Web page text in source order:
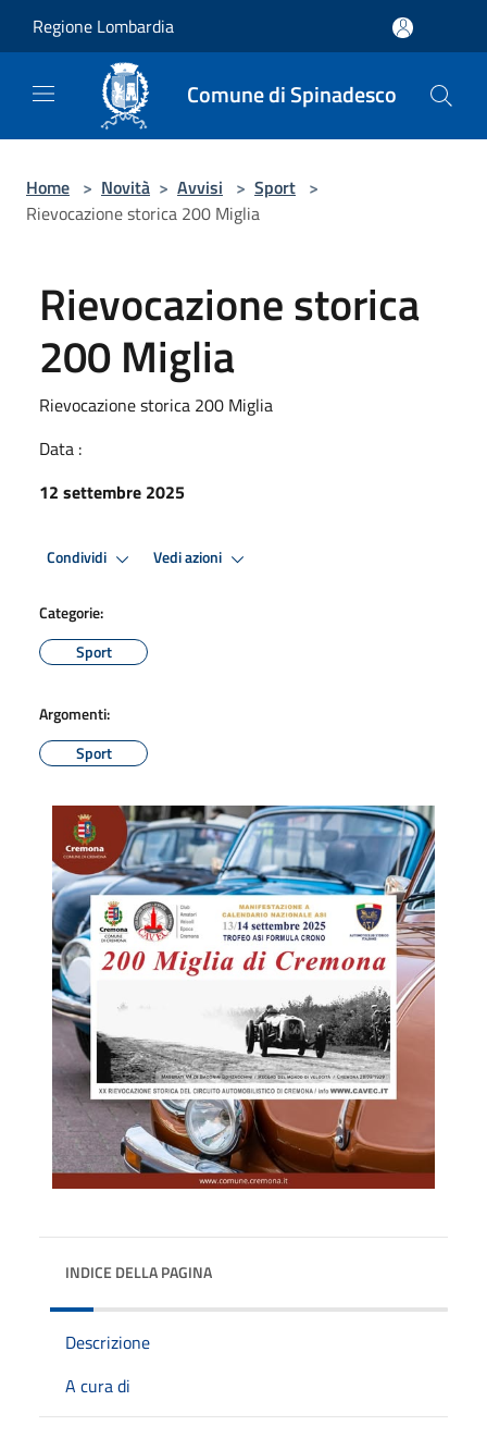
Regione Lombardia
Comune di Spinadesco
Home > Novità > Avvisi > Sport >
Rievocazione storica 200 Miglia
Rievocazione storica
200 Miglia
Rievocazione storica 200 Miglia
Data :
12 settembre 2025
Condividi Vedi azioni
Categorie:
Sport
Argomenti:
Sport
INDICE DELLA PAGINA
Descrizione
A cura di